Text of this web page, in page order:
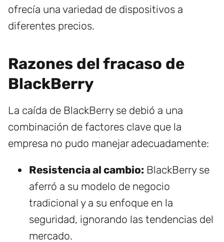
ofrecía una variedad de dispositivos a
diferentes precios.
Razones del fracaso de
BlackBerry
La caída de BlackBerry se debió a una
combinación de factores clave que la
empresa no pudo manejar adecuadamente:
Resistencia al cambio: BlackBerry se
aferró a su modelo de negocio
tradicional y a su enfoque en la
seguridad, ignorando las tendencias del
mercado.